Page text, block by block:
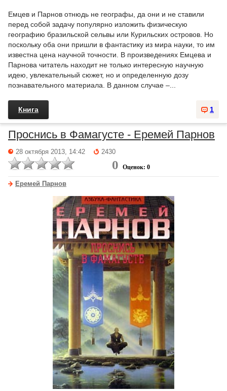
Емцев и Парнов отнюдь не географы, да они и не ставили
перед собой задачу популярно изложить физическую
географию бразильской сельвы или Курильских островов. Но
поскольку оба они пришли в фантастику из мира науки, то им
известна цена научной точности. В произведениях Емцева и
Парнова читатель находит не только интересную научную
идею, увлекательный сюжет, но и определенную дозу
познавательного материала. В данном случае –...
1
Книга
Проснись в Фамагусте - Еремей Парнов
28 октября 2013, 14:42 2430
0 Оценок: 0
Еремей Парнов